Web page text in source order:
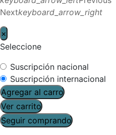
Nextkeyboard_arrow_right
×
Seleccione
Suscripción nacional
Suscripción internacional
Agregar al carro
Ver carrito
Seguir comprando